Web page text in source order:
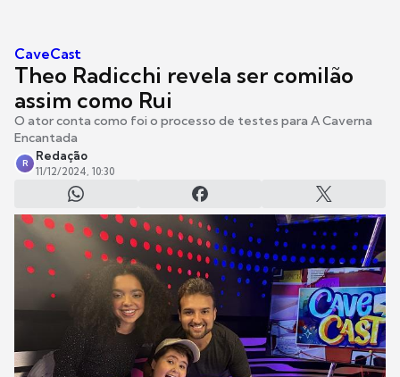
CaveCast
Theo Radicchi revela ser comilão
assim como Rui
O ator conta como foi o processo de testes para A Caverna
Encantada
R
Redação
11/12/2024, 10:30